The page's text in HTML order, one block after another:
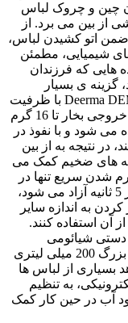
چین و چروک‌ لباس‌
از بین می ‌برد. از
ضمن اتو کشیدن لباس،
شیمیایی، مطمئن
‌هایی که فرزندان
گزینه ‌ی بسیار
مناسبی است. سرعت بالا: اتوبخار Deerma DEM-HS100 با ظرفیت
عملیاتی 1000 وات با سیستم گرمایش بخار، خروجی بخار تا 16 گرم
می شود و با نفوذ در
در نتیجه به از بین
های ضخیم کمک می
شدن سریع تنها در
30 ثانیه را دارد. بعد از گرم شدن، بخار پس از 5 ثانیه آزاد می شود،
به اندازه سایر
آن استفاده کنند.
اتو بخار دستی شیائومی
Deerma DEM-HS100 به ظرفیت مخزن آب بزرگ 200 میلی لیتری
بسیاری از لباس ها
به تنظیم
آب در حین کار کمک